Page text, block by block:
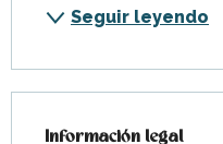
Seguir leyendo
Información legal
Información legal